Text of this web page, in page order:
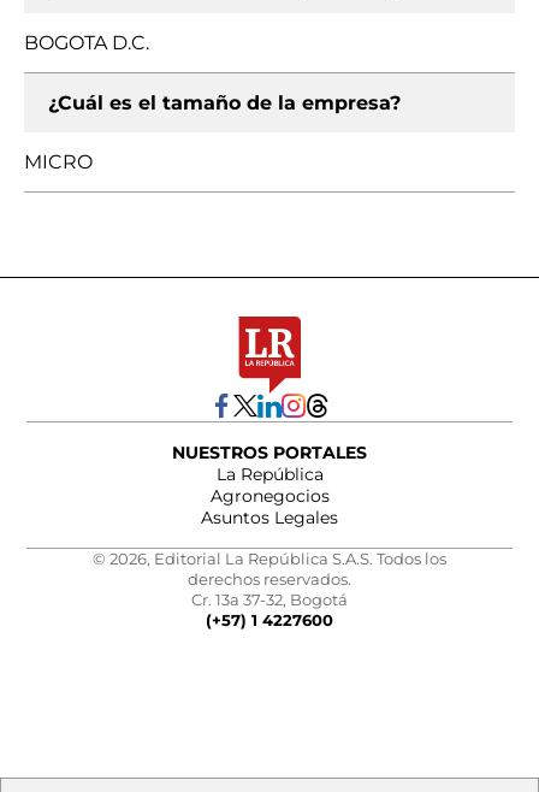
BOGOTA D.C.
¿Cuál es el tamaño de la empresa?
MICRO
NUESTROS PORTALES
La República
Agronegocios
Asuntos Legales
© 2026, Editorial La República S.A.S. Todos los
derechos reservados.
Cr. 13a 37-32, Bogotá
(+57) 1 4227600